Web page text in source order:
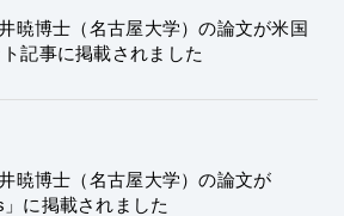
暁博士（名古屋大学）の論文が米国
記事に掲載されました
暁博士（名古屋大学）の論文が
」に掲載されました